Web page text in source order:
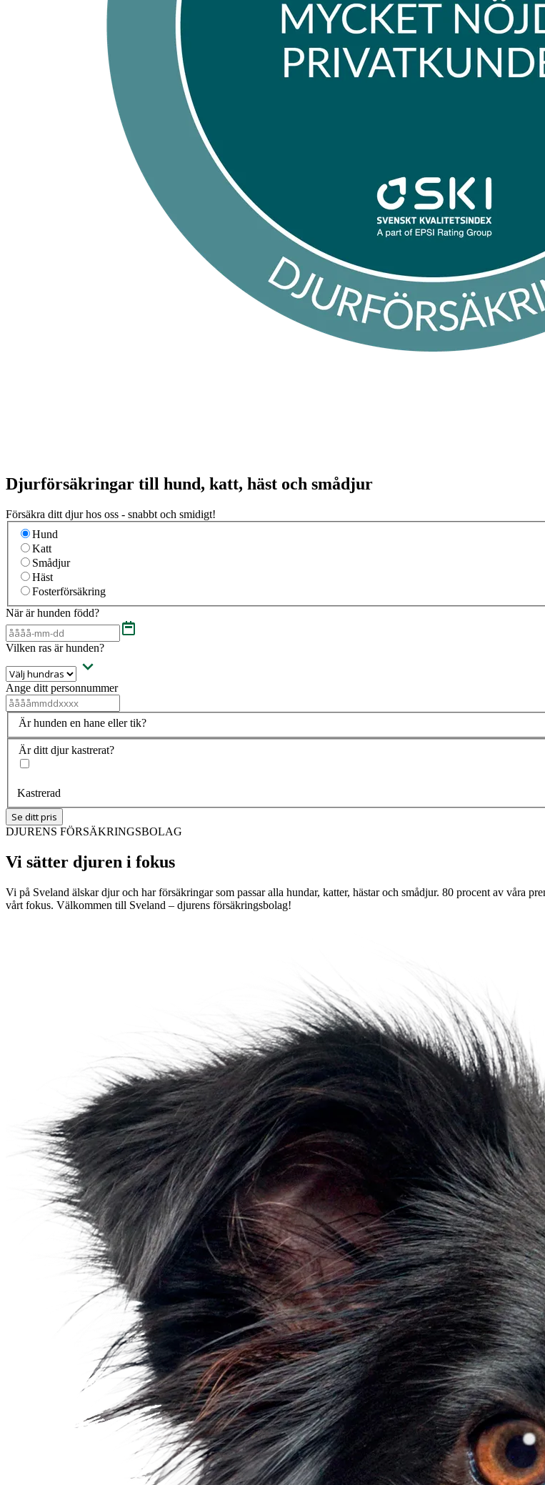
Djurförsäkringar till hund, katt, häst och smådjur
Försäkra ditt djur hos oss - snabbt och smidigt!
Hund
Katt
Smådjur
Häst
Fosterförsäkring
När är hunden född?
Vilken ras är hunden?
Ange ditt personnummer
Är hunden en hane eller tik?
Är ditt djur kastrerat?
Kastrerad
Se ditt pris
DJURENS FÖRSÄKRINGSBOLAG
Vi sätter djuren i fokus
Vi på Sveland älskar djur och har försäkringar som passar alla hundar, katter, hästar och smådjur. 80 procent av våra
vårt fokus. Välkommen till Sveland – djurens försäkringsbolag!